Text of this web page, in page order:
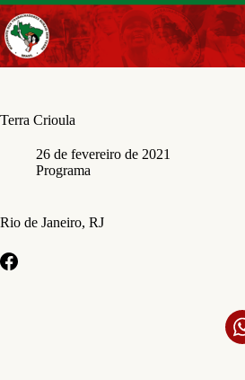
Pular
para
o
conteúdo
Terra Crioula
26 de fevereiro de 2021
Programa
Rio de Janeiro, RJ